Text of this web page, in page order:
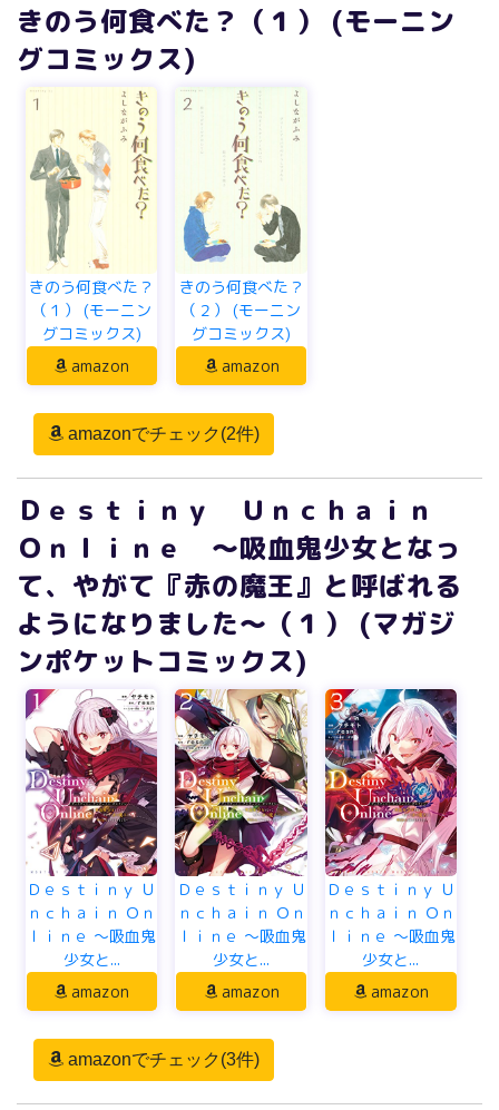
きのう何食べた？（１） (モーニン
グコミックス)
きのう何食べた？
（１） (モーニン
グコミックス)
amazon
きのう何食べた？
（２） (モーニン
グコミックス)
amazon
amazonでチェック(2件)
Ｄｅｓｔｉｎｙ Ｕｎｃｈａｉｎ
Ｏｎｌｉｎｅ ～吸血鬼少女となっ
て、やがて『赤の魔王』と呼ばれる
ようになりました～（１） (マガジ
ンポケットコミックス)
Ｄｅｓｔｉｎｙ Ｕ
ｎｃｈａｉｎ Ｏｎ
ｌｉｎｅ ～吸血鬼
少女と...
amazon
Ｄｅｓｔｉｎｙ Ｕ
ｎｃｈａｉｎ Ｏｎ
ｌｉｎｅ ～吸血鬼
少女と...
amazon
Ｄｅｓｔｉｎｙ Ｕ
ｎｃｈａｉｎ Ｏｎ
ｌｉｎｅ ～吸血鬼
少女と...
amazon
amazonでチェック(3件)